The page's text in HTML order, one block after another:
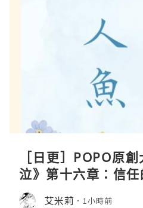
［日更］POPO原
泣》第十六章：信
艾米莉 1小時前